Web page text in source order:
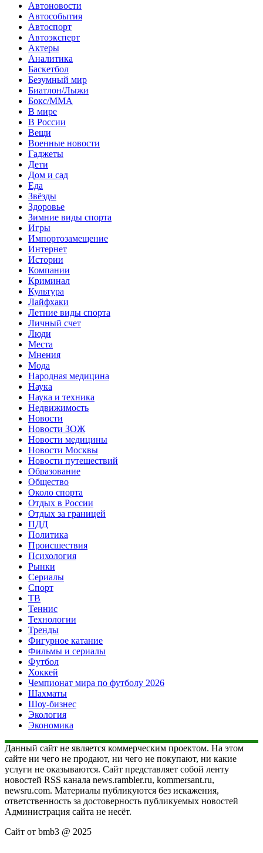
Автоновости
Автособытия
Автоспорт
Автоэксперт
Актеры
Аналитика
Баскетбол
Безумный мир
Биатлон/Лыжи
Бокс/MMA
В мире
В России
Вещи
Военные новости
Гаджеты
Дети
Дом и сад
Еда
Звёзды
Здоровье
Зимние виды спорта
Игры
Импортозамещение
Интернет
Истории
Компании
Криминал
Культура
Лайфхаки
Летние виды спорта
Личный счет
Люди
Места
Мнения
Мода
Народная медицина
Наука
Наука и техника
Недвижимость
Новости
Новости ЗОЖ
Новости медицины
Новости Москвы
Новости путешествий
Образование
Общество
Около спорта
Отдых в России
Отдых за границей
ПДД
Политика
Происшествия
Психология
Рынки
Сериалы
Спорт
ТВ
Теннис
Технологии
Тренды
Фигурное катание
Фильмы и сериалы
Футбол
Хоккей
Чемпионат мира по футболу 2026
Шахматы
Шоу-бизнес
Экология
Экономика
Данный сайт не является коммерческим проектом. На этом
сайте ни чего не продают, ни чего не покупают, ни какие
услуги не оказываются. Сайт представляет собой ленту
новостей RSS канала news.rambler.ru, kommersant.ru,
newsru.com. Материалы публикуются без искажения,
ответственность за достоверность публикуемых новостей
Администрация сайта не несёт.
Сайт от bmb3 @ 2025